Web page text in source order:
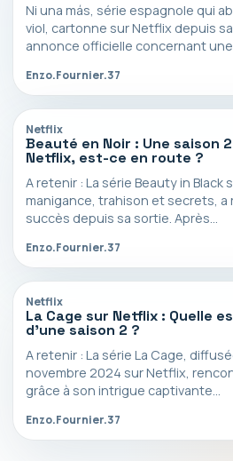
Ni una más, série espagnole qui
viol, cartonne sur Netflix depuis
annonce officielle concernant une…
Enzo.Fournier.37
Netflix
Beauté en Noir : Une saison
Netflix, est-ce en route ?
A retenir : La série Beauty in Black
manigance, trahison et secrets, a
succès depuis sa sortie. Après…
Enzo.Fournier.37
Netflix
La Cage sur Netflix : Quelle
d’une saison 2 ?
A retenir : La série La Cage,
novembre 2024 sur Netflix,
grâce à son intrigue captivante…
Enzo.Fournier.37